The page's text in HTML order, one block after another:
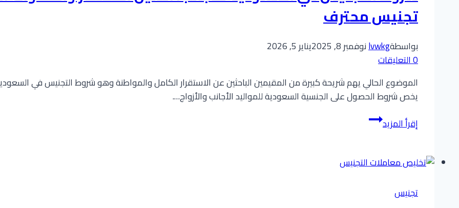
للاعتماد
تجنيس محترف
بواسطةlvwkgنوفمبر 8, 2025
يناير 5, 2026
0 التعليقات
الموضوع الحالي يهم شريحة كبيرة من المقيمين الباحثين عن الاستقرار الكامل والمواطنة وهو شروط التجنيس في
يخص شروط الحصول على الجنسية السعودية للمواليد الأجانب والأزواج….
إقرأ المزيدشروط
التجنيس
السعودية
تجنيس